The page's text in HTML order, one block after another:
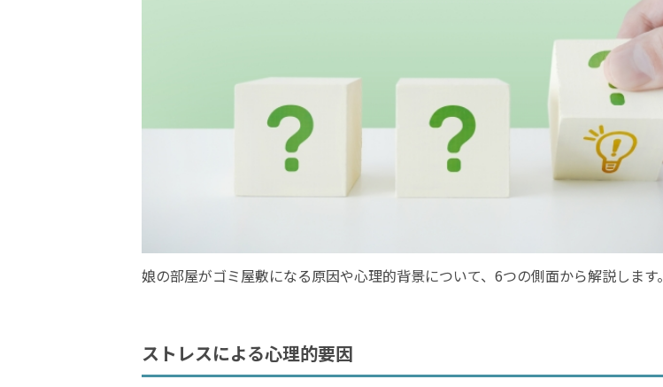
娘の部屋がゴミ屋敷になる原因や心理的背景について、6つの側面から解説します。
ストレスによる心理的要因